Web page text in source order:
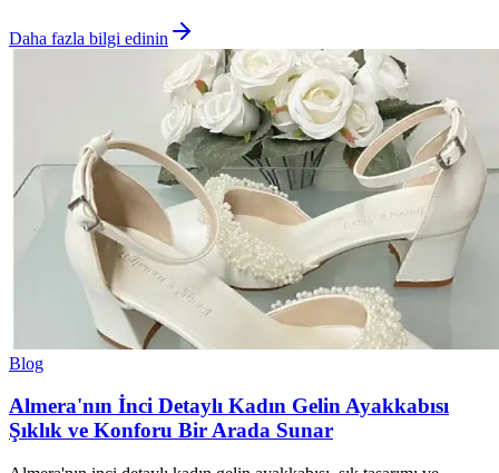
Daha fazla bilgi edinin
Blog
Almera'nın İnci Detaylı Kadın Gelin Ayakkabısı
Şıklık ve Konforu Bir Arada Sunar